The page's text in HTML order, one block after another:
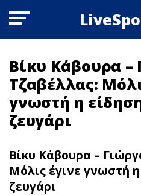
Βίκυ Κάβουρα –
Τζαβέλλας:
γνωστή η
ζευγάρι
Βίκυ Κάβουρα –
Μόλις έγινε γνωστή
ζευγάρι